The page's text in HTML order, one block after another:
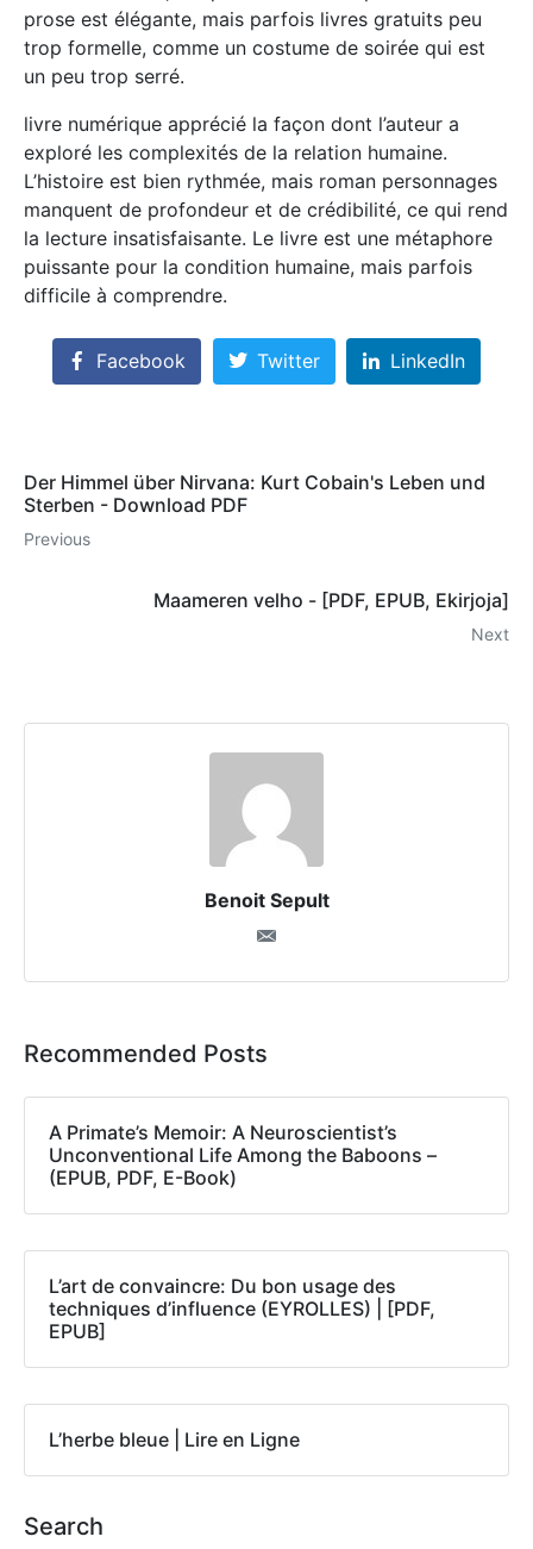
prose est élégante, mais parfois livres gratuits peu
trop formelle, comme un costume de soirée qui est
un peu trop serré.
livre numérique apprécié la façon dont l’auteur a
exploré les complexités de la relation humaine.
L’histoire est bien rythmée, mais roman personnages
manquent de profondeur et de crédibilité, ce qui rend
la lecture insatisfaisante. Le livre est une métaphore
puissante pour la condition humaine, mais parfois
difficile à comprendre.
Facebook Twitter LinkedIn
Der Himmel über Nirvana: Kurt Cobain's Leben und
Sterben - Download PDF
Previous
Maameren velho - [PDF, EPUB, Ekirjoja]
Next
Benoit Sepult
Recommended Posts
A Primate’s Memoir: A Neuroscientist’s
Unconventional Life Among the Baboons –
(EPUB, PDF, E-Book)
L’art de convaincre: Du bon usage des
techniques d’influence (EYROLLES) | [PDF,
EPUB]
L’herbe bleue | Lire en Ligne
Search